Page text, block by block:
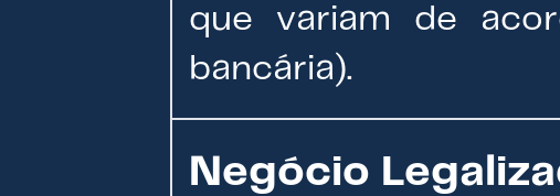
que variam de
bancária).
Negócio